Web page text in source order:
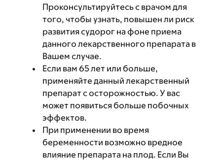
Проконсультируйтесь с врачом для
того, чтобы узнать, повышен ли риск
развития судорог на фоне приема
данного лекарственного препарата в
Вашем случае.
Если вам 65 лет или больше,
применяйте данный лекарственный
препарат с осторожностью. У вас
может появиться больше побочных
эффектов.
При применении во время
беременности возможно вредное
влияние препарата на плод. Если Вы